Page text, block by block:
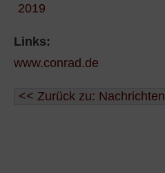
2019
Links:
www.conrad.de
<< Zurück zu: Nachrichten